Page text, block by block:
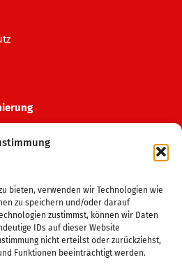
bieten, verwenden wir Technologien wie
zu speichern und/oder darauf
zustimmst, können wir Daten
IDs auf dieser Website
nicht erteilst oder zurückziehst,
Funktionen beeinträchtigt werden.